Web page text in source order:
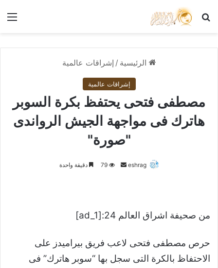
بحث عن
الرئيسية / إشراقات عالمية
إشراقات عالمية
مصطفى فتحى يحتفظ بكرة السوبر
هاترك فى مواجهة الجيش الرواندى
"صورة"
eshrag
أرسل79 دقيقة واحدة
من صحيفة اشراق العالم 24:[ad_1]
حرص مصطفى فتحى لاعب فريق بيراميدز على
الاحتفاظ بالكرة التى سجل بها “سوبر هاترك” فى